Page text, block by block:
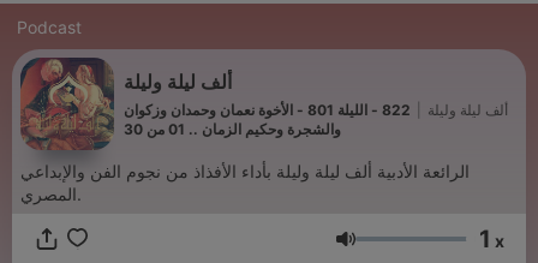
Podcast
ألف ليلة وليلة
ألف ليلة وليلة
822 - الليلة 801 - الأخوة نعمان وحمدان وزكوان
والشجرة وحكيم الزمان .. 01 من 30
الرائعة الأدبية ألف ليلة وليلة بأداء الأفذاذ من نجوم الفن والإبداعي
المصري.
Ένταση 1 x